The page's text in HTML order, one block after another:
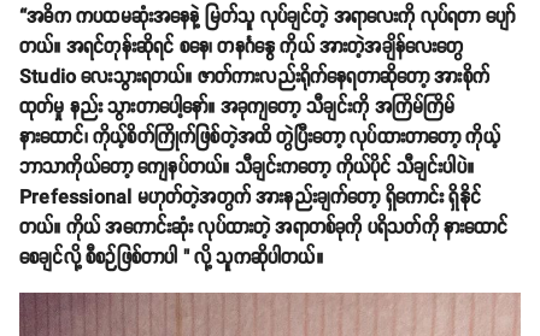
“အဓိက ကပထမဆုံးအနေနဲ့ မြတ်သူ လုပ်ချင်တဲ့ အရာလေးကို လုပ်ရတာ ပျော်
တယ်။ အရင်တုန်းဆိုရင် စနေ၊ တနင်္ဂနွေ ကိုယ် အားတဲ့အချိန်လေးတွေ
Studio လေးသွားရတယ်။ ဇာတ်ကားလည်းရိုက်နေရတာဆိုတော့ အားစိုက်
ထုတ်မှု နည်း သွားတာပေါ့နော်။ အခုကျတော့ သီချင်းကို အကြိမ်ကြိမ်
နားထောင်၊ ကိုယ့်စိတ်ကြိုက်ဖြစ်တဲ့အထိ တွဲပြီးတော့ လုပ်ထားတာတော့ ကိုယ့်
ဘာသာကိုယ်တော့ ကျေနပ်တယ်။ သီချင်းကတော့ ကိုယ်ပိုင် သီချင်းပါပဲ။
Prefessional မဟုတ်တဲ့အတွက် အားနည်းချက်တော့ ရှိကောင်း ရှိနိုင်
တယ်။ ကိုယ် အကောင်းဆုံး လုပ်ထားတဲ့ အရာတစ်ခုကို ပရိသတ်ကို နားထောင်
စေချင်လို့ စီစဉ်ဖြစ်တာပါ " လို့ သူကဆိုပါတယ်။